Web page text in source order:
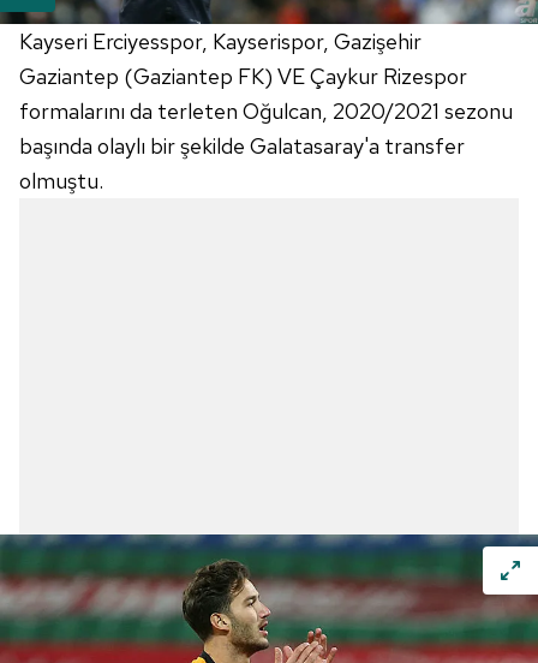
Kayseri Erciyesspor, Kayserispor, Gazişehir
Gaziantep (Gaziantep FK) VE Çaykur Rizespor
formalarını da terleten Oğulcan, 2020/2021 sezonu
başında olaylı bir şekilde Galatasaray'a transfer
olmuştu.